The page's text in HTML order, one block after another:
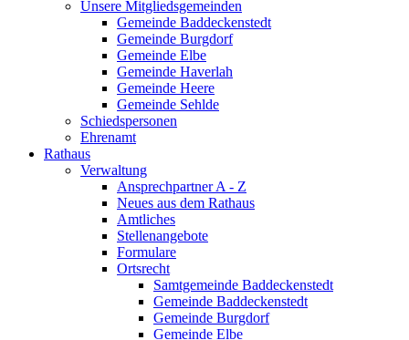
Unsere Mitgliedsgemeinden
Gemeinde Baddeckenstedt
Gemeinde Burgdorf
Gemeinde Elbe
Gemeinde Haverlah
Gemeinde Heere
Gemeinde Sehlde
Schiedspersonen
Ehrenamt
Rathaus
Verwaltung
Ansprechpartner A - Z
Neues aus dem Rathaus
Amtliches
Stellenangebote
Formulare
Ortsrecht
Samtgemeinde Baddeckenstedt
Gemeinde Baddeckenstedt
Gemeinde Burgdorf
Gemeinde Elbe